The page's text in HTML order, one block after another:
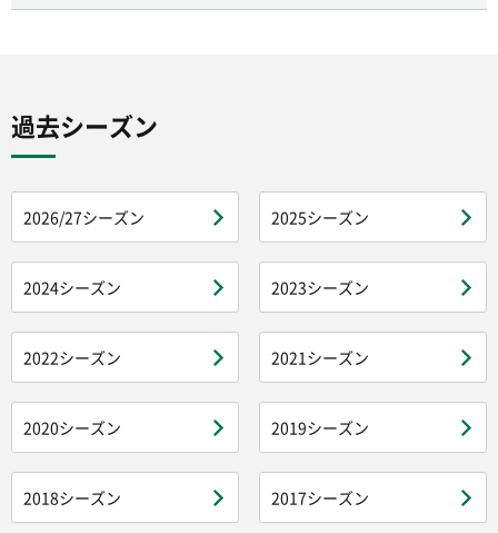
過去シーズン
2026/27シーズン 2025シーズン
2024シーズン 2023シーズン
2022シーズン 2021シーズン
2020シーズン 2019シーズン
2018シーズン 2017シーズン